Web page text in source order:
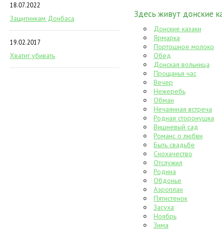
18.07.2022
Защитникам Донбаса
19.02.2017
Хватит убивать
Здесь живут донские
Донские казаки
Ярмарка
Портошное молоко
Обед
Донская вольница
Прощанья час
Вечер
Нежеребь
Обман
Нечаянная встреча
Родная сторонушка
Вишневый сад
Романс о любви
Быть свадьбе
Снохачество
Отслужил
Родина
Обдонье
Аэроплан
Пятистенок
Засуха
Ноябрь
Зима